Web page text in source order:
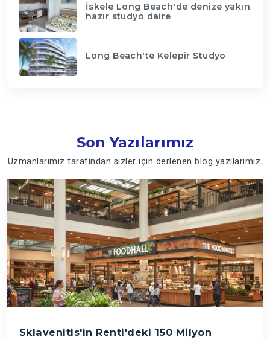
İskele Long Beach'de denize yakın
hazır studyo daire
Long Beach'te Kelepir Studyo
Son Yazılarımız
Uzmanlarımız tarafından sizler için derlenen blog yazılarımız.
Sklavenitis'in Renti'deki 150 Milyon